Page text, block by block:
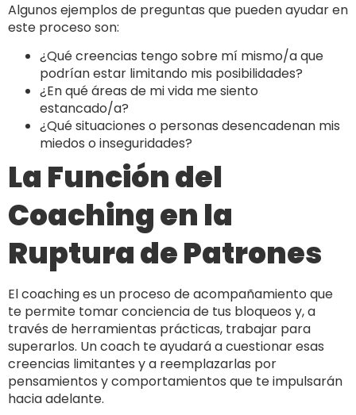
Algunos ejemplos de preguntas que pueden ayudar en
este proceso son:
¿Qué creencias tengo sobre mí mismo/a que
podrían estar limitando mis posibilidades?
¿En qué áreas de mi vida me siento
estancado/a?
¿Qué situaciones o personas desencadenan mis
miedos o inseguridades?
La Función del
Coaching en la
Ruptura de Patrones
El coaching es un proceso de acompañamiento que
te permite tomar conciencia de tus bloqueos y, a
través de herramientas prácticas, trabajar para
superarlos. Un coach te ayudará a cuestionar esas
creencias limitantes y a reemplazarlas por
pensamientos y comportamientos que te impulsarán
hacia adelante.